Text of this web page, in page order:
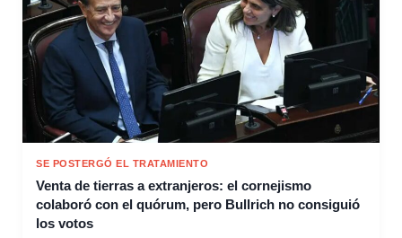
SE POSTERGÓ EL TRATAMIENTO
Venta de tierras a extranjeros: el cornejismo
colaboró con el quórum, pero Bullrich no consiguió
los votos